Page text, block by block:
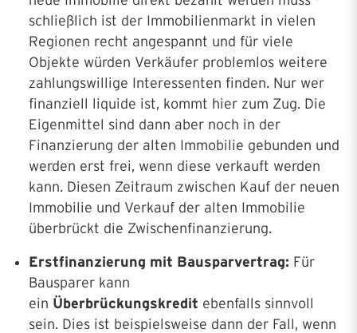
schließlich ist der Immobilienmarkt in vielen
Regionen recht angespannt und für viele
Objekte würden Verkäufer problemlos weitere
zahlungswillige Interessenten finden. Nur wer
finanziell liquide ist, kommt hier zum Zug. Die
Eigenmittel sind dann aber noch in der
Finanzierung der alten Immobilie gebunden und
werden erst frei, wenn diese verkauft werden
kann. Diesen Zeitraum zwischen Kauf der neuen
Immobilie und Verkauf der alten Immobilie
überbrückt die Zwischenfinanzierung.
Erstfinanzierung mit Bausparvertrag: Für
Bausparer kann
ein Überbrückungskredit ebenfalls sinnvoll
sein. Dies ist beispielsweise dann der Fall, wenn